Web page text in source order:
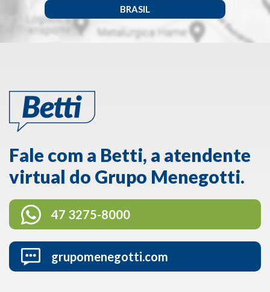
BRASIL
Fale com a Betti, a atendente
virtual do Grupo Menegotti.
47 3275-8000
grupomenegotti.com